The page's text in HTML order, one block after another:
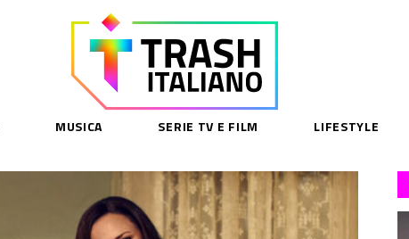
MUSICA SERIE TV E FILM LIFESTYLE